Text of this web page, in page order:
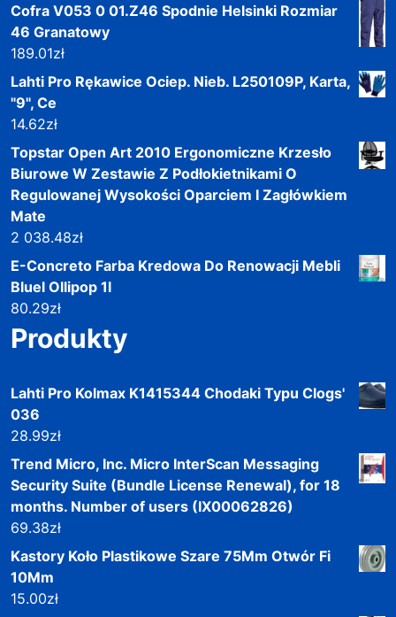
Cofra V053 0 01.Z46 Spodnie Helsinki Rozmiar
46 Granatowy
189.01zł
Lahti Pro Rękawice Ociep. Nieb. L250109P, Karta,
"9", Ce
14.62zł
Topstar Open Art 2010 Ergonomiczne Krzesło
Biurowe W Zestawie Z Podłokietnikami O
Regulowanej Wysokości Oparciem I Zagłówkiem
Mate
2 038.48zł
E-Concreto Farba Kredowa Do Renowacji Mebli
Bluel Ollipop 1l
80.29zł
Produkty
Lahti Pro Kolmax K1415344 Chodaki Typu Clogs'
036
28.99zł
Trend Micro, Inc. Micro InterScan Messaging
Security Suite (Bundle License Renewal), for 18
months. Number of users (IX00062826)
69.38zł
Kastory Koło Plastikowe Szare 75Mm Otwór Fi
10Mm
15.00zł